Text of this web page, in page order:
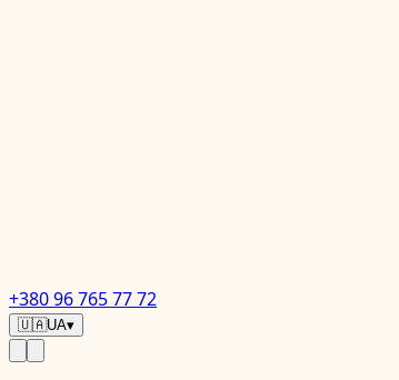
+380 96 765 77 72
🇺🇦UA▾